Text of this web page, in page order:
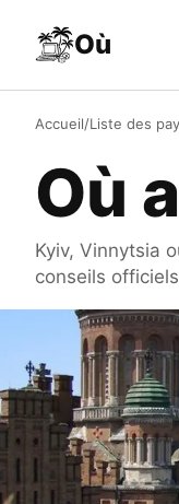
Où
Accueil/Liste des
Où
Kyiv, Vinnytsia
conseils